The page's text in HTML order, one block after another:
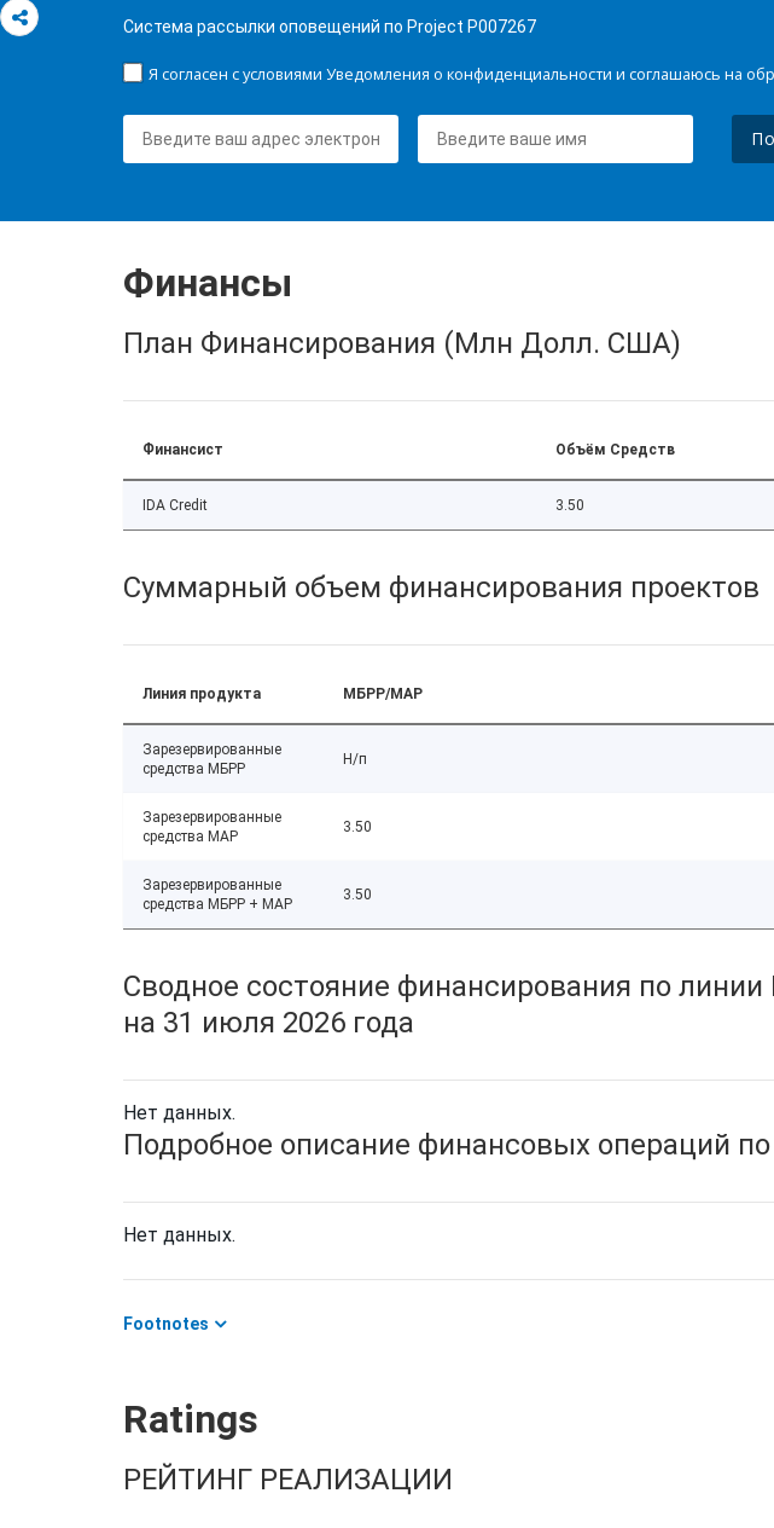
Система рассылки оповещений по Project P007267
Я согласен с условиями Уведомления о конфиденциальности и соглашаюсь на
Финансы
План Финансирования (Млн Долл. США)
Финансист Объём Средств
IDA Credit 3.50
Суммарный объем финансирования проектов
Линия продукта МБРР/МАР
Зарезервированные
средства МБРР
Н/п
Зарезервированные
средства МАР
3.50
Зарезервированные
средства МБРР + МАР
3.50
Сводное состояние финансирования по
на 31 июля 2026 года
Нет данных.
Подробное описание финансовых операций
Нет данных.
Footnotes
Ratings
РЕЙТИНГ РЕАЛИЗАЦИИ